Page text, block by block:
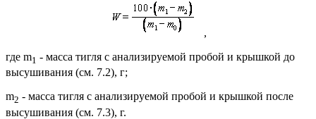
,
где m1 - масса тигля с анализируемой пробой и крышкой до
высушивания (см. 7.2), г;
m2 - масса тигля с анализируемой пробой и крышкой после
высушивания (см. 7.3), г.